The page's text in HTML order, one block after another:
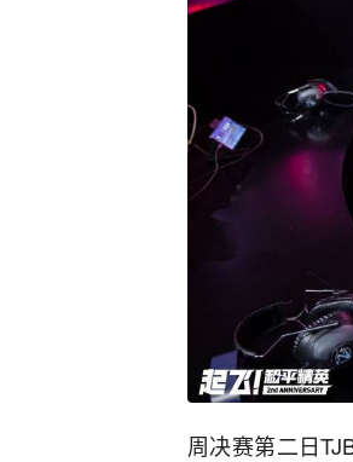
周决赛第二日